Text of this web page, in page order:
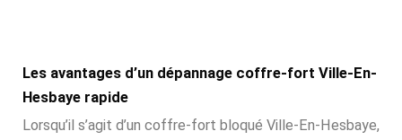
Les avantages d’un dépannage coffre-fort Ville-En-
Hesbaye rapide
Lorsqu’il s’agit d’un coffre-fort bloqué Ville-En-Hesbaye,